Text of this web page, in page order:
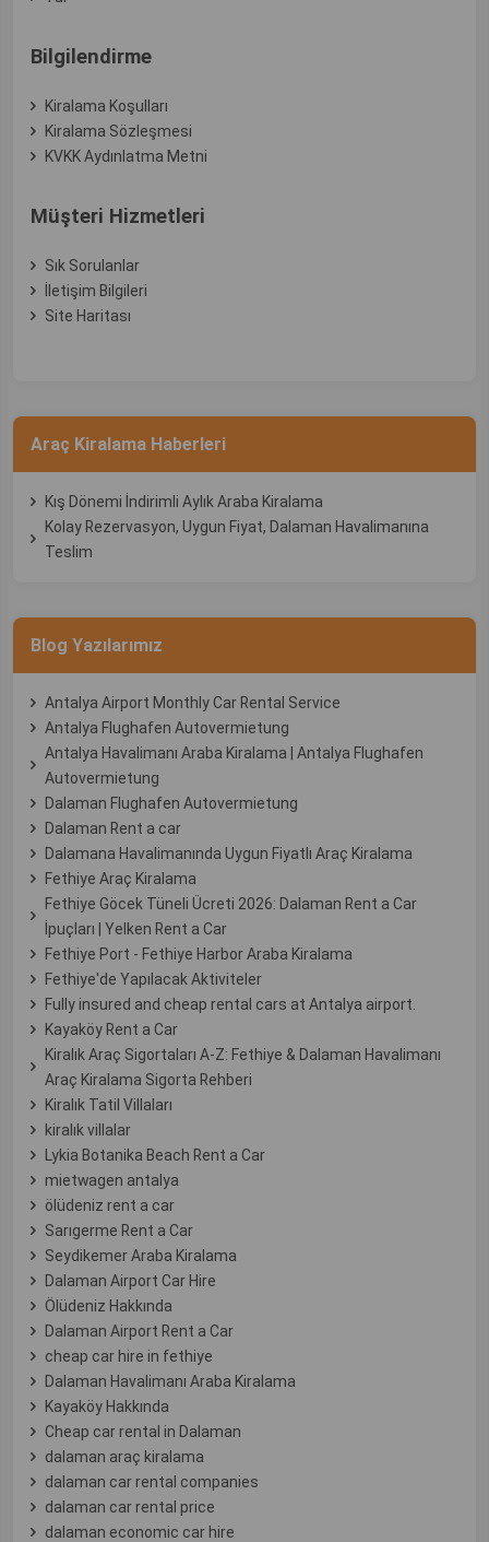
Bilgilendirme
Kiralama Koşulları
Kiralama Sözleşmesi
KVKK Aydınlatma Metni
Müşteri Hizmetleri
Sık Sorulanlar
İletişim Bilgileri
Site Haritası
Araç Kiralama Haberleri
Kış Dönemi İndirimli Aylık Araba Kiralama
Kolay Rezervasyon, Uygun Fiyat, Dalaman Havalimanına
Teslim
Blog Yazılarımız
Antalya Airport Monthly Car Rental Service
Antalya Flughafen Autovermietung
Antalya Havalimanı Araba Kiralama | Antalya Flughafen
Autovermietung
Dalaman Flughafen Autovermietung
Dalaman Rent a car
Dalamana Havalimanında Uygun Fiyatlı Araç Kiralama
Fethiye Araç Kiralama
Fethiye Göcek Tüneli Ücreti 2026: Dalaman Rent a Car
İpuçları | Yelken Rent a Car
Fethiye Port - Fethiye Harbor Araba Kiralama
Fethiye'de Yapılacak Aktiviteler
Fully insured and cheap rental cars at Antalya airport.
Kayaköy Rent a Car
Kiralık Araç Sigortaları A-Z: Fethiye & Dalaman Havalimanı
Araç Kiralama Sigorta Rehberi
Kiralık Tatil Villaları
kiralık villalar
Lykia Botanika Beach Rent a Car
mietwagen antalya
ölüdeniz rent a car
Sarıgerme Rent a Car
Seydikemer Araba Kiralama
Dalaman Airport Car Hire
Ölüdeniz Hakkında
Dalaman Airport Rent a Car
cheap car hire in fethiye
Dalaman Havalimanı Araba Kiralama
Kayaköy Hakkında
Cheap car rental in Dalaman
dalaman araç kiralama
dalaman car rental companies
dalaman car rental price
dalaman economic car hire